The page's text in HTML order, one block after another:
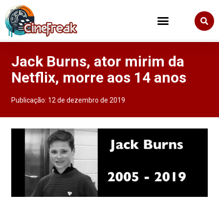
Jack Burns, ator mirim da
Netflix, morre aos 14 anos
Publicação: 12 de dezembro de 2019